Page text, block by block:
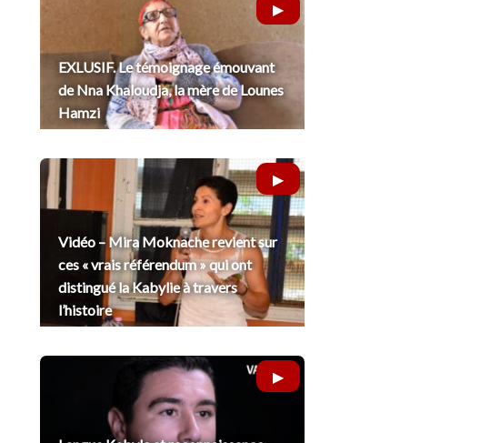
EXLUSIF. Le témoignage émouvant
de Nna Khaloudja, la mère de Lounes
Hamzi
Vidéo – Mira Moknache revient sur
ces « vrais référendum » qui ont
distingué la Kabylie à travers
l’histoire